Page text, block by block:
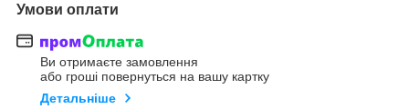
Умови оплати
Ви отримаєте замовлення
або гроші повернуться на вашу картку
Детальніше